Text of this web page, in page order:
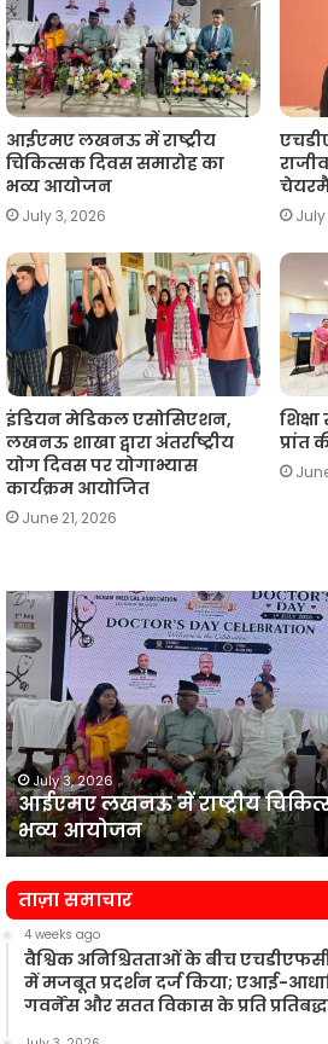
आईएमए लखनऊ में राष्ट्रीय
चिकित्सक दिवस समारोह का
भव्य आयोजन
July 3, 2026 July
इंडियन मेडिकल एसोसिएशन,
लखनऊ शाखा द्वारा अंतर्राष्ट्रीय
योग दिवस पर योगाभ्यास
कार्यक्रम आयोजित
June 21, 2026
प्रांत
आईएमए
लखनऊ
में
राष्ट्रीय
चिकित्सक
दिवस
समारोह
का
भव्य
आयोजन
July 3, 2026
आईएमए लखनऊ में राष्ट्रीय
भव्य आयोजन
ताज़ा समाचार
4 weeks ago
वैश्विक अनिश्चितताओं के बीच
में मजबूत प्रदर्शन दर्ज किया; एआई-
गवर्नेंस और सतत विकास के प्रति